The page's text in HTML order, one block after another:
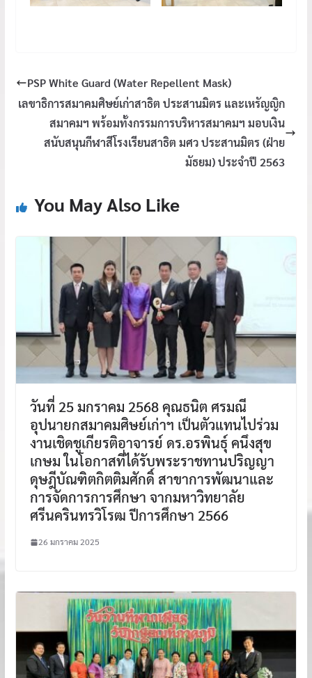
PSP White Guard (Water Repellent Mask)
เลขาธิการสมาคมศิษย์เก่าสาธิต ประสานมิตร และเหรัญญิก
สมาคมฯ พร้อมทั้งกรรมการบริหารสมาคมฯ มอบเงิน
สนับสนุนกีฬาสีโรงเรียนสาธิต มศว ประสานมิตร (ฝ่าย
มัธยม) ประจำปี 2563
You May Also Like
วันที่ 25 มกราคม 2568 คุณธนิต ศรมณี
อุปนายกสมาคมศิษย์เก่าฯ เป็นตัวแทนไปร่วม
งานเชิดชูเกียรติอาจารย์ ดร.อรพินธุ์ คนึงสุข
เกษม ในโอกาสที่ได้รับพระราชทานปริญญา
ดุษฎีบัณฑิตกิตติมศักดิ์ สาขาการพัฒนาและ
การจัดการการศึกษา จากมหาวิทยาลัย
ศรีนครินทรวิโรฒ ปีการศึกษา 2566
26 มกราคม 2025